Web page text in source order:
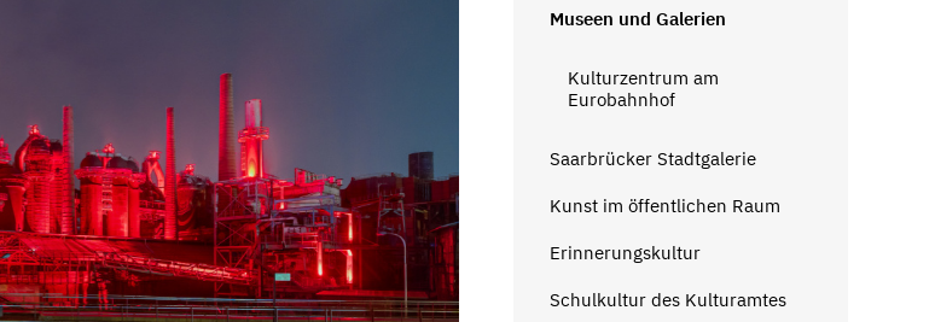
Museen und Galerien
Kulturzentrum am
Eurobahnhof
Saarbrücker Stadtgalerie
Kunst im öffentlichen Raum
Erinnerungskultur
Schulkultur des Kulturamtes